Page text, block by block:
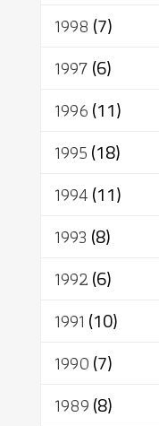
1998 (7)
1997(6)
1996(11)
1995(18)
1994(11)
1993 (8)
1992(6)
1991 (10)
1990(7)
1989(8)